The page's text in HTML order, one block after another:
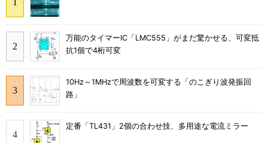
万能のタイマーIC「LMC555」がまだ驚かせる、可変抵
抗1個で4桁可変
10Hz～1MHzで周波数を可変する「のこぎり波発振回
路」
定番「TL431」2個の合わせ技、多用途な電流ミラー